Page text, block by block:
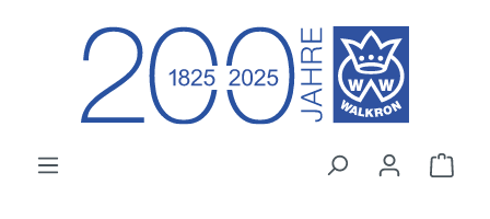
Zum Hauptinhalt springen